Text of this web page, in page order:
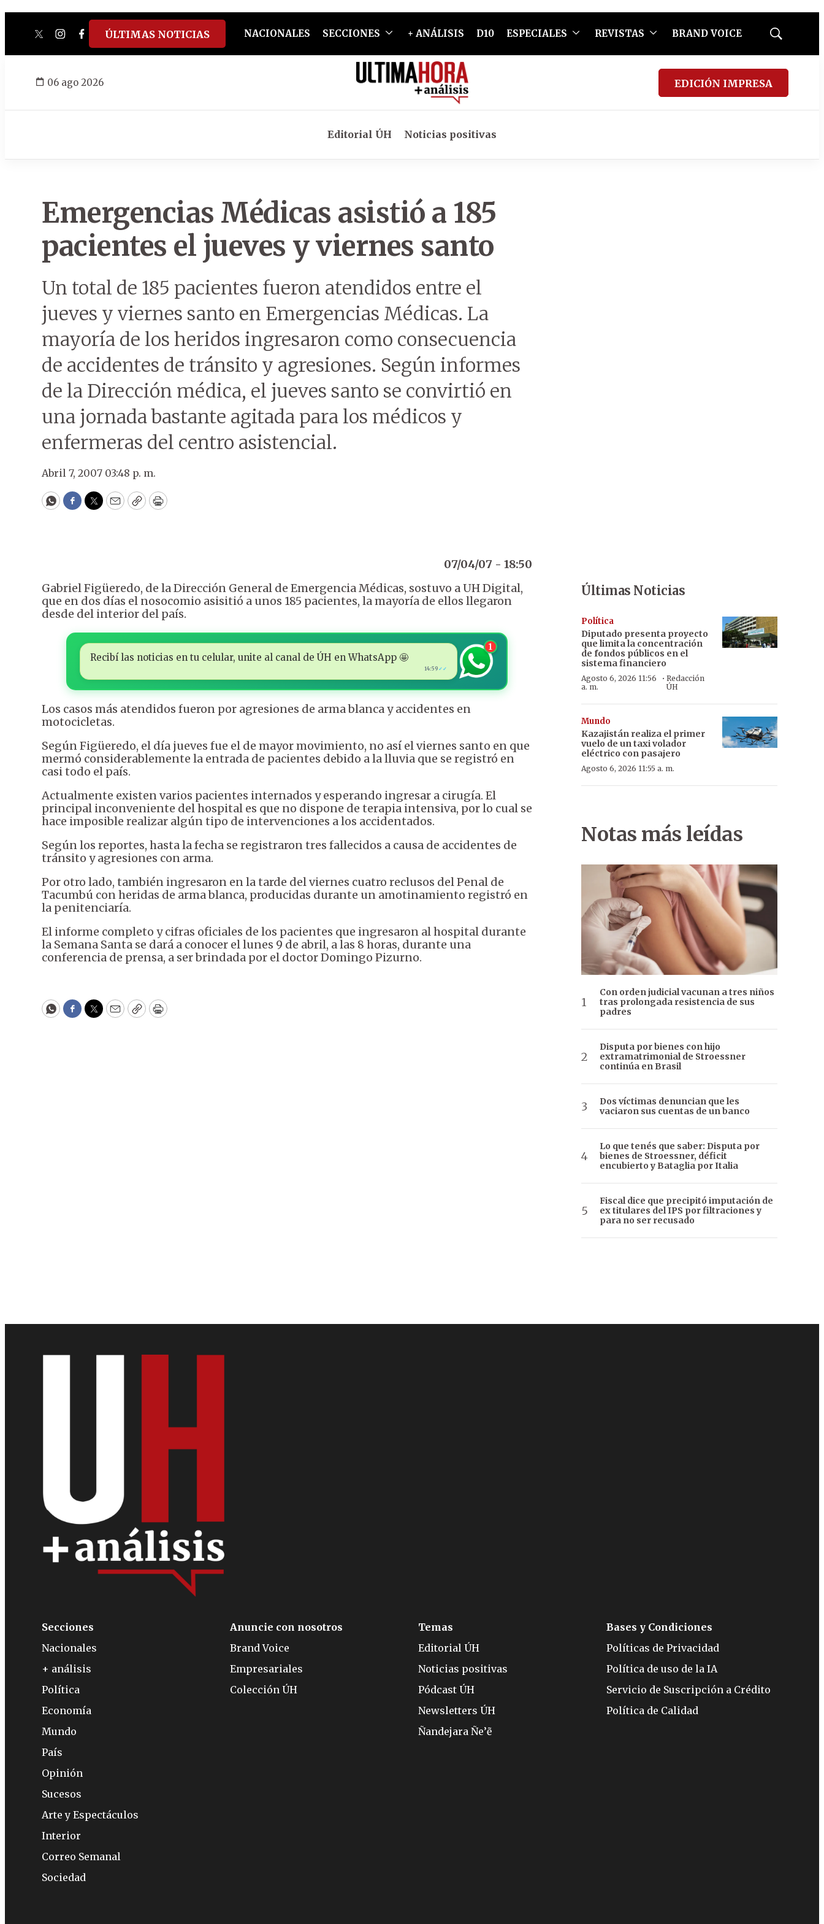
twitterinstagram
facebook
tiktokyoutube
spotify
ÚLTIMAS NOTICIAS NACIONALES SECCIONES + ANÁLISIS D10 ESPECIALES REVISTAS BRAND VOICE
Mostrar
06 ago 2026 EDICIÓN IMPRESA
Editorial ÚH Noticias positivas
Emergencias Médicas asistió a 185
pacientes el jueves y viernes santo
Un total de 185 pacientes fueron atendidos entre el
jueves y viernes santo en Emergencias Médicas. La
mayoría de los heridos ingresaron como consecuencia
de accidentes de tránsito y agresiones. Según informes
de la Dirección médica, el jueves santo se convirtió en
una jornada bastante agitada para los médicos y
enfermeras del centro asistencial.
Abril 7, 2007 03:48 p. m.
WhatsApp
Facebook
Twitter
EmailCopyPrint
07/04/07 - 18:50
Gabriel Figüeredo, de la Dirección General de Emergencia Médicas, sostuvo a UH Digital,
que en dos días el nosocomio asisitió a unos 185 pacientes, la mayoría de ellos llegaron
desde del interior del país.
Recibí las noticias en tu celular, unite al canal de ÚH en WhatsApp 🤩
14:59 ✓✓
1
Los casos más atendidos fueron por agresiones de arma blanca y accidentes en
motocicletas.
Según Figüeredo, el día jueves fue el de mayor movimiento, no así el viernes santo en que
mermó considerablemente la entrada de pacientes debido a la lluvia que se registró en
casi todo el país.
Actualmente existen varios pacientes internados y esperando ingresar a cirugía. El
principal inconveniente del hospital es que no dispone de terapia intensiva, por lo cual se
hace imposible realizar algún tipo de intervenciones a los accidentados.
Según los reportes, hasta la fecha se registraron tres fallecidos a causa de accidentes de
tránsito y agresiones con arma.
Por otro lado, también ingresaron en la tarde del viernes cuatro reclusos del Penal de
Tacumbú con heridas de arma blanca, producidas durante un amotinamiento registró en
la penitenciaría.
El informe completo y cifras oficiales de los pacientes que ingresaron al hospital durante
la Semana Santa se dará a conocer el lunes 9 de abril, a las 8 horas, durante una
conferencia de prensa, a ser brindada por el doctor Domingo Pizurno.
WhatsApp
Facebook
Twitter
EmailCopyPrint
Últimas Noticias
Política
Diputado presenta proyecto
que limita la concentración
de fondos públicos en el
sistema financiero
Agosto 6, 2026 11:56
a. m.
·Redacción
ÚH
Mundo
Kazajistán realiza el primer
vuelo de un taxi volador
eléctrico con pasajero
Agosto 6, 2026 11:55 a. m.
Notas más leídas
Con orden judicial vacunan a tres niños
tras prolongada resistencia de sus
padres
Disputa por bienes con hijo
extramatrimonial de Stroessner
continúa en Brasil
Dos víctimas denuncian que les
vaciaron sus cuentas de un banco
Lo que tenés que saber: Disputa por
bienes de Stroessner, déficit
encubierto y Bataglia por Italia
Fiscal dice que precipitó imputación de
ex titulares del IPS por filtraciones y
para no ser recusado
Secciones
Nacionales
+ análisis
Política
Economía
Mundo
País
Opinión
Sucesos
Arte y Espectáculos
Interior
Correo Semanal
Sociedad
Anuncie con nosotros
Brand Voice
Empresariales
Colección ÚH
Temas
Editorial ÚH
Noticias positivas
Pódcast ÚH
Newsletters ÚH
Ñandejara Ñe’ẽ
Bases y Condiciones
Políticas de Privacidad
Política de uso de la IA
Servicio de Suscripción a Crédito
Política de Calidad